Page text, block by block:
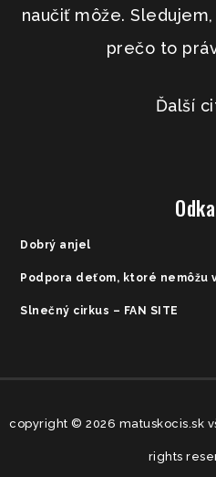
naučiť môže.
prečo to
Ďalší
Dobrý anjel
Podpora deťom, ktoré nemôžu
Slnečný cirkus – FAN SITE
copyright © 2026 matuskocis.sk
rights